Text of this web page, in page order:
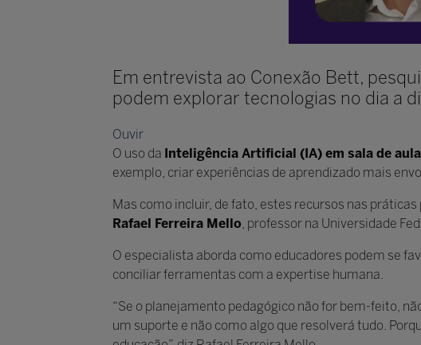
Em entrevista ao Conexão Bett,
podem explorar tecnologias no dia a
Ouvir
O uso da Inteligência Artificial (IA) em sala de aula
exemplo, criar experiências de aprendizado mais
Mas como incluir, de fato, estes recursos nas
Rafael Ferreira Mello, professor na Universidade
O especialista aborda como educadores podem se
conciliar ferramentas com a expertise humana.
“Se o planejamento pedagógico não for bem-feito,
um suporte e não como algo que resolverá tudo.